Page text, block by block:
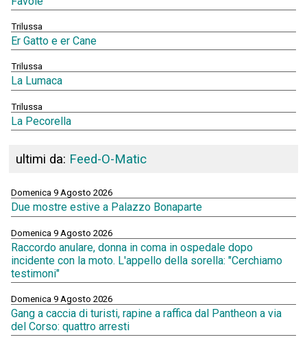
Trilussa
Er Gatto e er Cane
Trilussa
La Lumaca
Trilussa
La Pecorella
ultimi da: Feed-O-Matic
Domenica 9 Agosto 2026
Due mostre estive a Palazzo Bonaparte
Domenica 9 Agosto 2026
Raccordo anulare, donna in coma in ospedale dopo
incidente con la moto. L'appello della sorella: "Cerchiamo
testimoni"
Domenica 9 Agosto 2026
Gang a caccia di turisti, rapine a raffica dal Pantheon a via
del Corso: quattro arresti